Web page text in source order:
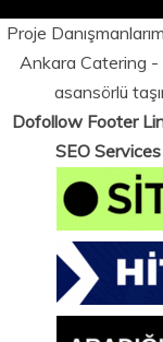
Proje
Ankara Catering -
asansörlü
Dofollow Footer
SEO